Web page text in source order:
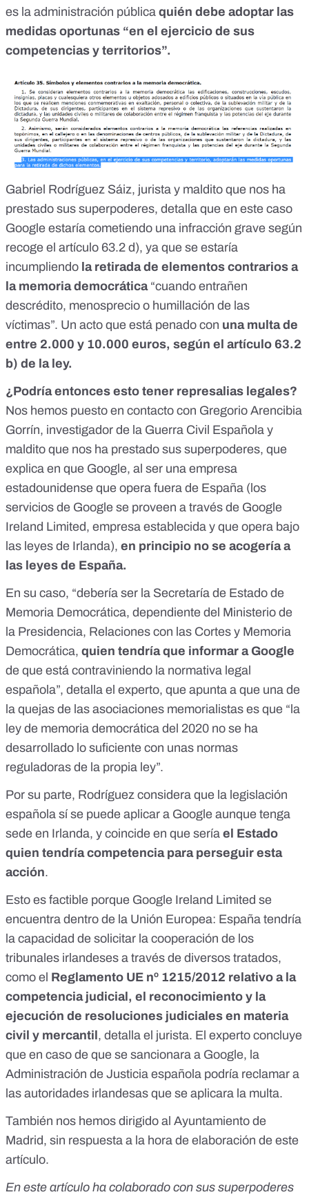
es la administración pública quién debe adoptar las
medidas oportunas “en el ejercicio de sus
competencias y territorios”.
Gabriel Rodríguez Sáiz, jurista y maldito que nos ha
prestado sus superpoderes, detalla que en este caso
Google estaría cometiendo una infracción grave según
recoge el artículo 63.2 d), ya que se estaría
incumpliendo la retirada de elementos contrarios a
la memoria democrática“cuando entrañen
descrédito, menosprecio o humillación de las
víctimas”. Un acto que está penado con una multa de
entre 2.000 y 10.000 euros, según el artículo 63.2
b) de la ley.
¿Podría entonces esto tener represalias legales?
Nos hemos puesto en contacto con Gregorio Arencibia
Gorrín, investigador de la Guerra Civil Española y
maldito que nos ha prestado sus superpoderes, que
explica en que Google, al ser una empresa
estadounidense que opera fuera de España (los
servicios de Google se proveen a través de Google
Ireland Limited, empresa establecida y que opera bajo
las leyes de Irlanda), en principio no se acogería a
las leyes de España.
En su caso, “debería ser la Secretaría de Estado de
Memoria Democrática, dependiente del Ministerio de
la Presidencia, Relaciones con las Cortes y Memoria
Democrática, quien tendría que informar a Google
de que está contraviniendo la normativa legal
española”, detalla el experto, que apunta a que una de
la quejas de las asociaciones memorialistas es que “la
ley de memoria democrática del 2020 no se ha
desarrollado lo suficiente con unas normas
reguladoras de la propia ley”.
Por su parte, Rodríguez considera que la legislación
española sí se puede aplicar a Google aunque tenga
sede en Irlanda, y coincide en que sería el Estado
quien tendría competencia para perseguir esta
acción.
Esto es factible porque Google Ireland Limited se
encuentra dentro de la Unión Europea: España tendría
la capacidad de solicitar la cooperación de los
tribunales irlandeses a través de diversos tratados,
como el Reglamento UE nº 1215/2012 relativo a la
competencia judicial, el reconocimiento y la
ejecución de resoluciones judiciales en materia
civil y mercantil , detalla el jurista. El experto concluye
que en caso de que se sancionara a Google, la
Administración de Justicia española podría reclamar a
las autoridades irlandesas que se aplicara la multa.
También nos hemos dirigido al Ayuntamiento de
Madrid, sin respuesta a la hora de elaboración de este
artículo.
En este artículo ha colaborado con sus superpoderes